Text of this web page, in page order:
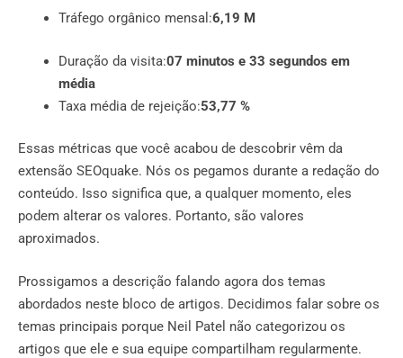
Tráfego orgânico mensal:6,19 M
Duração da visita:07 minutos e 33 segundos em
média
Taxa média de rejeição:53,77 %
Essas métricas que você acabou de descobrir vêm da
extensão SEOquake. Nós os pegamos durante a redação do
conteúdo. Isso significa que, a qualquer momento, eles
podem alterar os valores. Portanto, são valores
aproximados.
Prossigamos a descrição falando agora dos temas
abordados neste bloco de artigos. Decidimos falar sobre os
temas principais porque Neil Patel não categorizou os
artigos que ele e sua equipe compartilham regularmente.